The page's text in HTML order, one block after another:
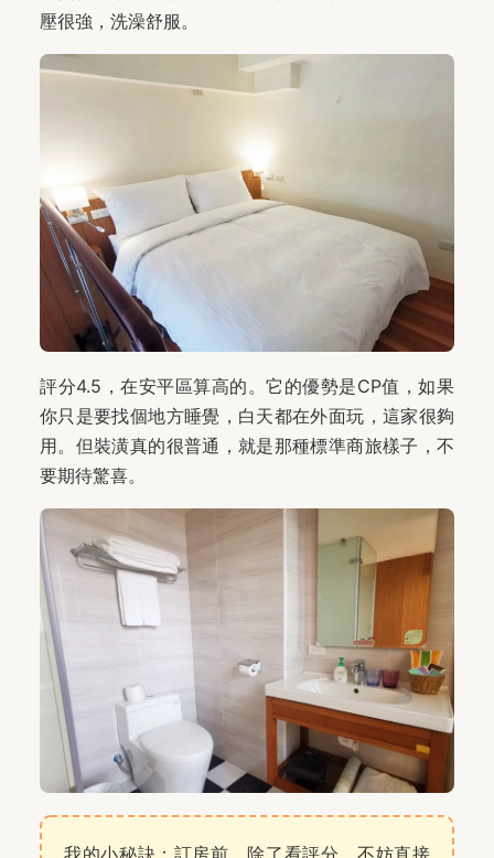
壓很強，洗澡舒服。
評分4.5，在安平區算高的。它的優勢是CP值，如果
你只是要找個地方睡覺，白天都在外面玩，這家很夠
用。但裝潢真的很普通，就是那種標準商旅樣子，不
要期待驚喜。